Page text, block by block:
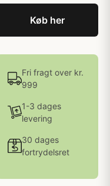
Køb her
Fri fragt over kr.
999
1-3 dages
levering
30 dages
fortrydelsret